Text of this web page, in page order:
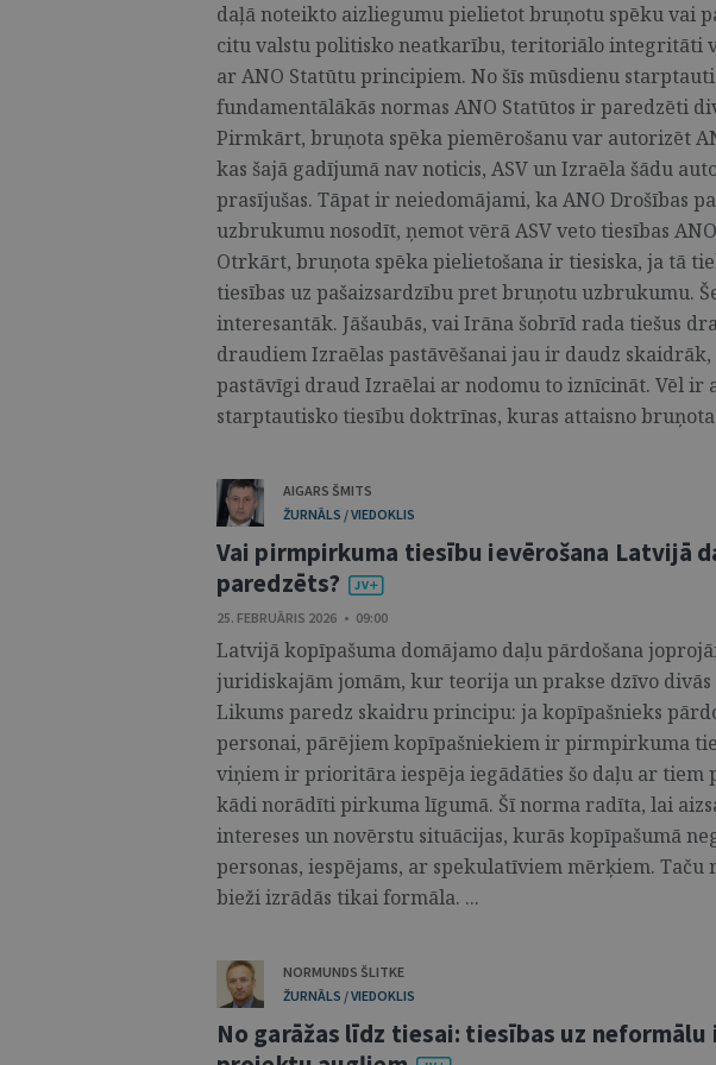
daļā noteikto aizliegumu pielietot bruņotu spēku vai
citu valstu politisko neatkarību, teritoriālo integritāti
ar ANO Statūtu principiem. No šīs mūsdienu
fundamentālākās normas ANO Statūtos ir paredzēti
Pirmkārt, bruņota spēka piemērošanu var autorizēt
kas šajā gadījumā nav noticis, ASV un Izraēla šādu
prasījušas. Tāpat ir neiedomājami, ka ANO Drošības
uzbrukumu nosodīt, ņemot vērā ASV veto tiesības
Otrkārt, bruņota spēka pielietošana ir tiesiska, ja tā
tiesības uz pašaizsardzību pret bruņotu uzbrukumu.
interesantāk. Jāšaubās, vai Irāna šobrīd rada tiešus
draudiem Izraēlas pastāvēšanai jau ir daudz
pastāvīgi draud Izraēlai ar nodomu to iznīcināt. Vēl ir
starptautisko tiesību doktrīnas, kuras attaisno bruņota
AIGARS ŠMITS
ŽURNĀLS / VIEDOKLIS
Vai pirmpirkuma tiesību ievērošana Latvijā
paredzēts?
25. FEBRUĀRIS 2026 • 09:00
Latvijā kopīpašuma domājamo daļu pārdošana
juridiskajām jomām, kur teorija un prakse dzīvo divās
Likums paredz skaidru principu: ja kopīpašnieks
personai, pārējiem kopīpašniekiem ir pirmpirkuma
viņiem ir prioritāra iespēja iegādāties šo daļu ar tiem
kādi norādīti pirkuma līgumā. Šī norma radīta, lai
intereses un novērstu situācijas, kurās kopīpašumā
personas, iespējams, ar spekulatīviem mērķiem. Taču
bieži izrādās tikai formāla. ...
NORMUNDS ŠLITKE
ŽURNĀLS / VIEDOKLIS
No garāžas līdz tiesai: tiesības uz